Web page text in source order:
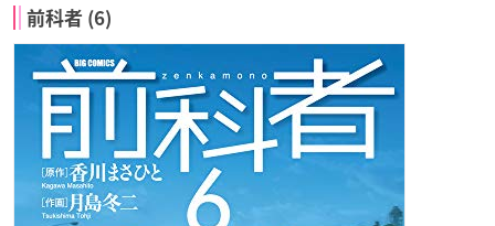
前科者 (6)